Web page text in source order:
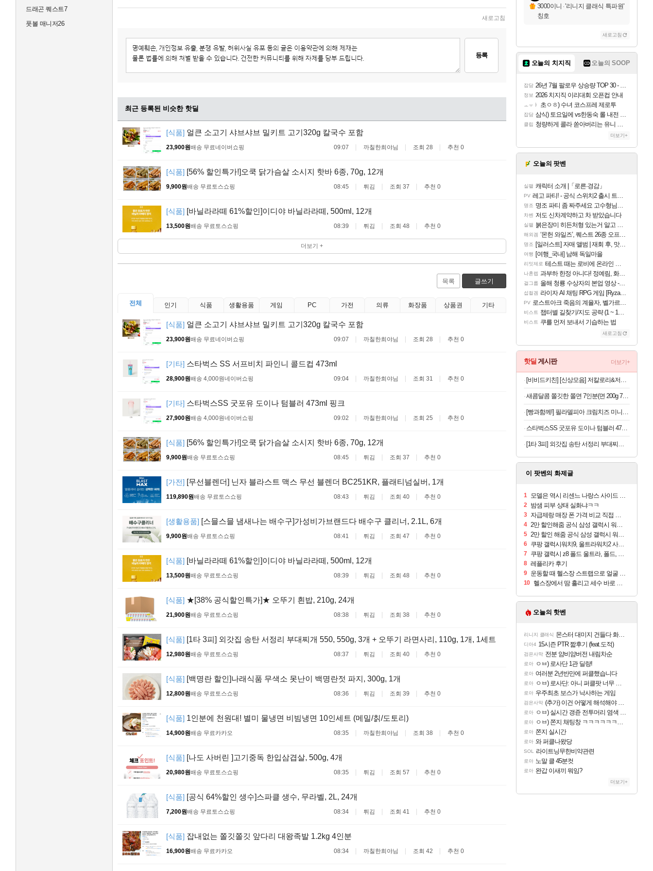
드래곤 퀘스트7
풋볼 매니저26
새로고침
등록
최근 등록된 비슷한 핫딜
[식품] 얼큰 소고기 샤브샤브 밀키트 고기320g 칼국수 포함
23,900원배송 무료네이버쇼핑 09:07 까칠한희야님 조회 28 추천 0
[식품] [56% 할인특가!]오쿡 닭가슴살 소시지 핫바 6종, 70g, 12개
9,900원배송 무료토스쇼핑 08:45 튀김 조회 37 추천 0
[식품] [바닐라라떼 61%할인]이디야 바닐라라떼, 500ml, 12개
13,500원배송 무료토스쇼핑 08:39 튀김 조회 48 추천 0
더보기 +
목록 글쓰기
전체 인기 식품 생활용품 게임 PC 가전 의류 화장품 상품권 기타
[식품] 얼큰 소고기 샤브샤브 밀키트 고기320g 칼국수 포함
23,900원배송 무료네이버쇼핑 09:07 까칠한희야님 조회 28 추천 0
[기타] 스타벅스 SS 서프비치 파인니 콜드컵 473ml
28,900원배송 4,000원네이버쇼핑 09:04 까칠한희야님 조회 31 추천 0
[기타] 스타벅스SS 굿포유 도이나 텀블러 473ml 핑크
27,900원배송 4,000원네이버쇼핑 09:02 까칠한희야님 조회 25 추천 0
[식품] [56% 할인특가!]오쿡 닭가슴살 소시지 핫바 6종, 70g, 12개
9,900원배송 무료토스쇼핑 08:45 튀김 조회 37 추천 0
[가전] [무선블렌더] 닌자 블라스트 맥스 무선 블렌더 BC251KR, 플래티넘실버, 1개
119,890원배송 무료토스쇼핑 08:43 튀김 조회 40 추천 0
[생활용품] [스믈스믈 냄새나는 배수구]가성비가브랜드다 배수구 클리너, 2.1L, 6개
9,900원배송 무료토스쇼핑 08:41 튀김 조회 47 추천 0
[식품] [바닐라라떼 61%할인]이디야 바닐라라떼, 500ml, 12개
13,500원배송 무료토스쇼핑 08:39 튀김 조회 48 추천 0
[식품] ★[38% 공식할인특가]★ 오뚜기 흰밥, 210g, 24개
21,900원배송 무료토스쇼핑 08:38 튀김 조회 38 추천 0
[식품] [1타 3피] 외갓집 송탄 서정리 부대찌개 550, 550g, 3개 + 오뚜기 라면사리, 110g, 1개, 1세트
12,980원배송 무료토스쇼핑 08:37 튀김 조회 40 추천 0
[식품] [백명란 할인]나래식품 무색소 못난이 백명란젓 파지, 300g, 1개
12,800원배송 무료토스쇼핑 08:36 튀김 조회 39 추천 0
[식품] 1인분에 천원대! 별미 물냉면 비빔냉면 10인세트 (메밀/칡/도토리)
14,900원배송 무료카카오 08:35 까칠한희야님 조회 38 추천 0
[식품] [나도 사버린 ]고기중독 한입삼겹살, 500g, 4개
20,980원배송 무료토스쇼핑 08:35 튀김 조회 57 추천 0
[식품] [공식 64%할인 생수]스파클 생수, 무라벨, 2L, 24개
7,200원배송 무료토스쇼핑 08:34 튀김 조회 41 추천 0
[식품] 잡내없는 쫄깃쫄깃 앞다리 대왕족발 1.2kg 4인분
16,900원배송 무료카카오 08:34 까칠한희야님 조회 42 추천 0
3000이니 ·'리니지 클래식 특파원'
칭호
새로고침
오늘의 치지직 오늘의 SOOP
잡담 26년 7월 팔로우 상승량 TOP 30 - 월간 치지직
정보 2026 치지직 이리대회 오픈컵 안내
ㅗㅜㅑ 초ㅇㅎ) 수녀 코스프레 제로투
잡담 삼식) 토요일에 vs한동숙 롤 내전 예정
클립 청량하게 콜라 쏟아버리는 유니 ㅋㅋㅋ
더보기+
오늘의 팟벤
실팰 캐릭터 소개 |「로른·경감」
PV 레고 파티! - 공식 스위치2 출시 트레일러
명조 명조 파티 좀 짜주세요 고수형님들…
차벤 저도 신차계약하고 차 받았습니다
실팰 붉은장미 히든처형 있는거 알고 있었음?
해외겜 ‘몬헌 와일즈’, 퀘스트 26종 오프라인 지원
명조 [일러스트] 자매 앨범 | 재회 후, 맛집에서
여행 [여행_국내] 남해 독일마을
리밋제로 테스트 때는 로비에 온라인 기능이 있는데
나혼렙 과부하 한정 아니다! 정예림, 화속성 서포터 세대 교체
걸그룹 올해 청룡 수상자의 본업 영상 - 스테이씨 윤
섭컬겜 라이자 AI 채팅 RPG 게임 [RyzaChat: AI] 공개
PV 로스트아크 죽음의 계율자, 벨가르딘 티저
비스트 챕터별 길찾기/지도 공략 (1 ~ 12장)
비스트 쿠를 먼저 보내서 기습하는 법
새로고침
핫딜 게시판 더보기+
[비비드키친] [신상모음] 저칼로리&저당 소스&드레싱 3개 골라담기
새콤달콤 쫄깃한 쫄면 7인분(면 200g 7봉+소스 50g 7봉)
[빵과함께!] 필라델피아 크림치즈 미니, 41g, 16개
스타벅스SS 굿포유 도이나 텀블러 473ml 핑크
[1타 3피] 외갓집 송탄 서정리 부대찌개 550, 550g, 3개 + 오뚜기 라면사리, 110g, 1개, 1세트
이 팟벤의 화제글
1 모델은 역시 리센느 나랑스 사이드 1.25L 1박스
2 밤샘 피부 상태 실화냐ㅋㅋ
3 자급제랑 매장 폰 가격 비교 직접 안가도 되네요
4 2만 할인해줌 공식 삼성 갤럭시 워치9 크림, 40mm, 블루투스
5 2만 할인 해줌 공식 삼성 갤럭시 워치9 실버, 44mm, 블루투스
6 쿠팡 갤럭시워치9, 울트라워치2 사전구매 혜택 받아보세요
7 쿠팡 갤럭시 z8 폴드 울트라, 폴드, 플립 사전예약
8 레플리카 후기
9 운동할 때 헬스장 스트랩으로 얼굴 만졌다가 볼 뒤집어짐
10 헬스장에서 땀 흘리고 세수 바로 안 하면 트러블 나냐?
오늘의 핫벤
리니지 클래식 몬스터 대미지 건들다 화들짝하고 걸렸네 ㅋㅋㅋㅋ
디아4 15시즌 PTR 짧후기 (feat.도적)
검은사막 전분 얌비얌버전 내림차순
로아 ㅇㅂ) 로사단 1관 딜량!
로아 여러분 2년반만에 퍼클했습니다
로아 ㅇㅂ) 로사단: 아니 퍼클팟 너무 심하네 예의가 없어(?)
로아 우주최초 보스가 낙사하는 게임
검은사막 (추가) 이건 어떻게 해석해야 되나
로아 ㅇㅂ) 실시간 갱쥰 전투머리 염색 ㅋㅋㅋㅋㅋㅋㅋㅋㅋㅋㅋㅋㅋ
로아 ㅇㅂ) 쫀지 채팅창 ㅋㅋㅋㅋㅋㅋㅋㅋㅋㅋㅋ
로아 쫀지 실시간
로아 와 퍼클나왔당
SOL 라이트닝무한비약관련
로아 노말 클 45분컷
로아 완갑 이새끼 뭐임?
더보기+